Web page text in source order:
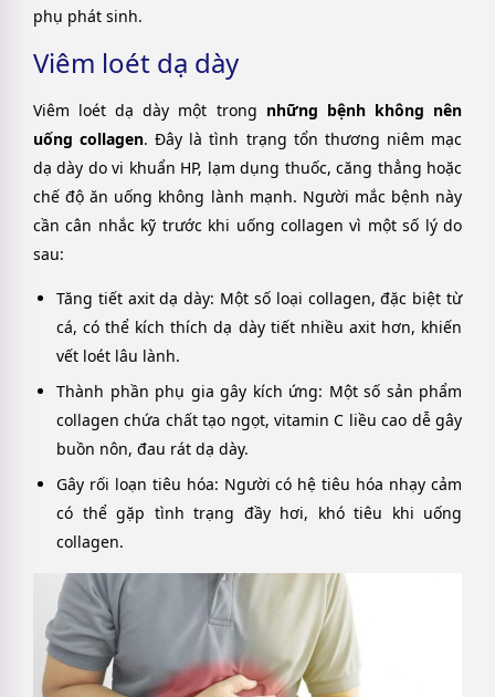
phụ phát sinh.
Viêm loét dạ dày
Viêm loét dạ dày một trong những bệnh không nên
uống collagen. Đây là tình trạng tổn thương niêm mạc
dạ dày do vi khuẩn HP, lạm dụng thuốc, căng thẳng hoặc
chế độ ăn uống không lành mạnh. Người mắc bệnh này
cần cân nhắc kỹ trước khi uống collagen vì một số lý do
sau:
Tăng tiết axit dạ dày: Một số loại collagen, đặc biệt từ
cá, có thể kích thích dạ dày tiết nhiều axit hơn, khiến
vết loét lâu lành.
Thành phần phụ gia gây kích ứng: Một số sản phẩm
collagen chứa chất tạo ngọt, vitamin C liều cao dễ gây
buồn nôn, đau rát dạ dày.
Gây rối loạn tiêu hóa: Người có hệ tiêu hóa nhạy cảm
có thể gặp tình trạng đầy hơi, khó tiêu khi uống
collagen.